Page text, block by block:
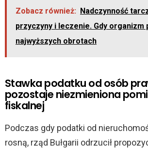
Zobacz również: Nadczynność
przyczyny i leczenie. Gdy organizm
najwyższych obrotach
Stawka podatku od osób
pozostaje niezmieniona
fiskalnej
Podczas gdy podatki od
rosną, rząd Bułgarii odrzucił